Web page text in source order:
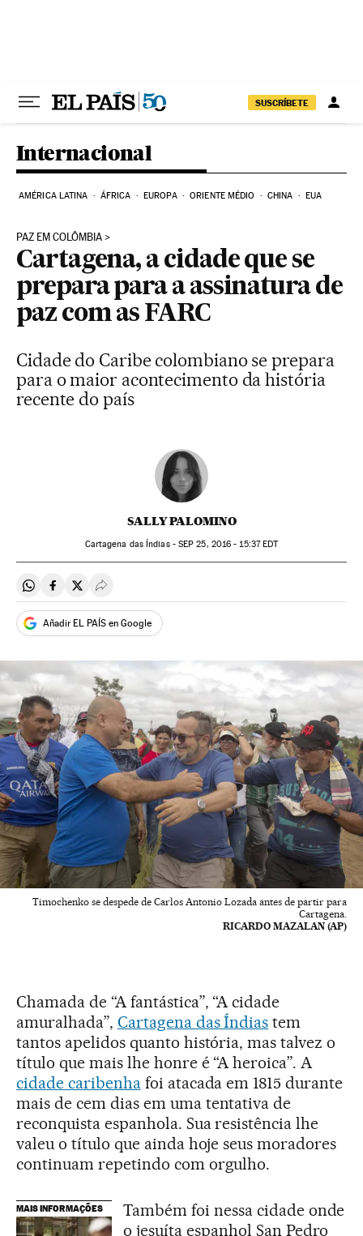
SUSCRÍBETE
Internacional
AMÉRICA LATINA ÁFRICA EUROPA ORIENTE MÉDIO CHINA EUA
PAZ EM COLÔMBIA
Cartagena, a cidade que se
prepara para a assinatura de
paz com as FARC
Cidade do Caribe colombiano se prepara
para o maior acontecimento da história
recente do país
SALLY PALOMINO
Cartagena das Índias - SEP 25, 2016 - 15:37EDT
Compartir en Whatsapp
Compartir en Facebook
Compartir en Twitter
Desplegar Redes Sociales
Añadir EL PAÍS en Google
Timochenko se despede de Carlos Antonio Lozada antes de partir para
Cartagena.
RICARDO MAZALAN (AP)
Chamada de “A fantástica”, “A cidade
amuralhada”, Cartagena das Índias tem
tantos apelidos quanto história, mas talvez o
título que mais lhe honre é “A heroica”. A
cidade caribenhafoi atacada em 1815 durante
mais de cem dias em uma tentativa de
reconquista espanhola. Sua resistência lhe
valeu o título que ainda hoje seus moradores
continuam repetindo com orgulho.
MAIS INFORMAÇÕES
Também foi nessa cidade onde
o jesuíta espanhol San Pedro